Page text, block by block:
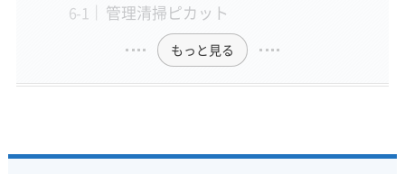
管理清掃ピカット
もっと見る